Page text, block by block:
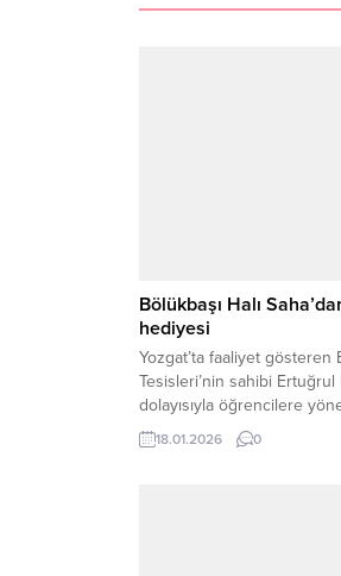
Bölükbaşı Halı
hediyesi
Yozgat’ta faaliyet gösteren
Tesisleri’nin sahibi Ertuğrul
dolayısıyla öğrencilere
söyledi. Her yıl olduğu gibi
dönemini verimli ve sağlıklı
18.01.2026 0